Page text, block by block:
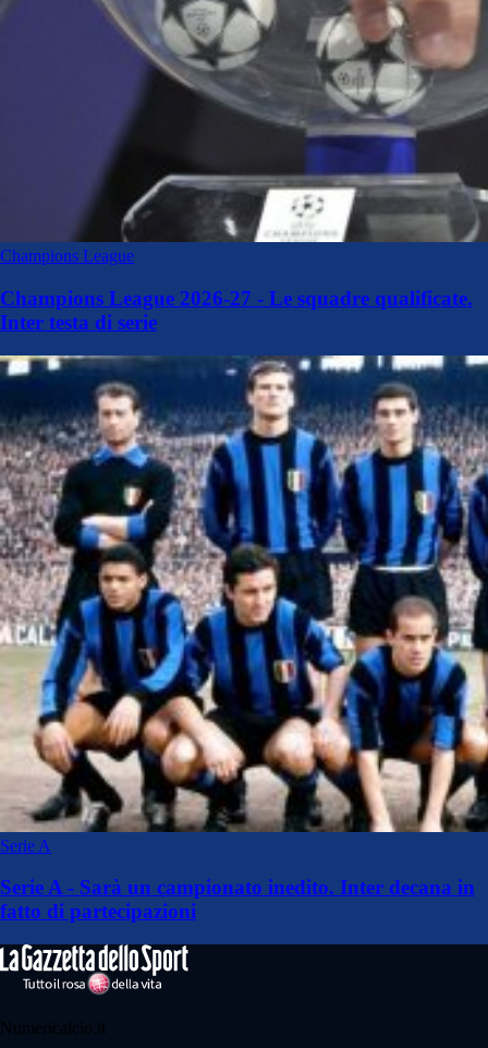
Champions League
Champions League 2026-27 - Le squadre qualificate.
Inter testa di serie
Serie A
Serie A - Sarà un campionato inedito. Inter decana in
fatto di partecipazioni
Numericalcio.it